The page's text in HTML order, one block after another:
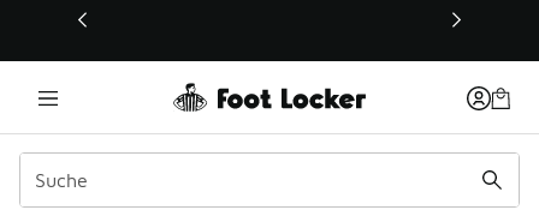
Dieser Link öffnet sich in einem neuen Fenster